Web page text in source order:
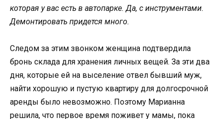
которая у вас есть в автопарке. Да, с инструментами.
Демонтировать придется много.
Следом за этим звонком женщина подтвердила
бронь склада для хранения личных вещей. За эти два
дня, которые ей на выселение отвел бывший муж,
найти хорошую и пустую квартиру для долгосрочной
аренды было невозможно. Поэтому Марианна
решила, что первое время поживет у мамы, пока